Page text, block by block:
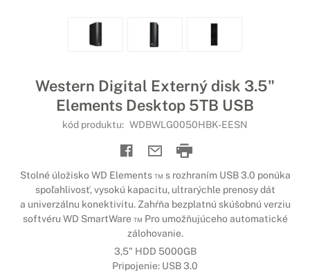
Western Digital Externý disk 3.5"
Elements Desktop 5TB USB
kód produktu: WDBWLG0050HBK-EESN
Stolné úložisko WD Elements ™ s rozhraním USB 3.0 ponúka
spoľahlivosť, vysokú kapacitu, ultrarýchle prenosy dát
a univerzálnu konektivitu. Zahŕňa bezplatnú skúšobnú verziu
softvéru WD SmartWare ™ Pro umožňujúceho automatické
zálohovanie.
3,5" HDD 5000GB
Pripojenie: USB 3.0